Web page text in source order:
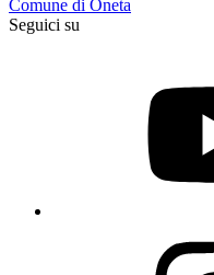
Comune di Oneta
Seguici su